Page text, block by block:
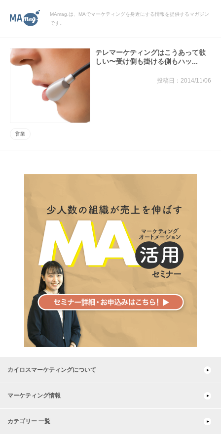
MAmag.は、MAでマーケティングを身近にする情報を提供するマガジン
です。
テレマーケティングはこうあって欲
しい〜受け側も掛ける側もハッ...
2014/11/06
営業
カイロスマーケティングについて
マーケティング情報
カテゴリー 一覧